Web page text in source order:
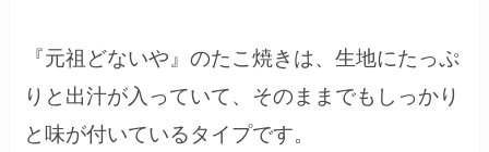
『元祖どないや』のたこ焼きは、生地にたっぷ
りと出汁が入っていて、そのままでもしっかり
と味が付いているタイプです。